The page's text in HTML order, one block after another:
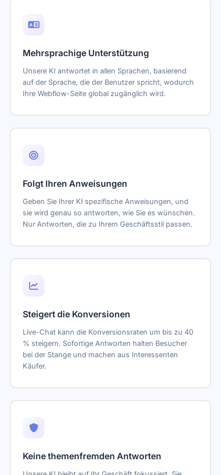
Mehrsprachige Unterstützung
Unsere KI antwortet in allen Sprachen, basierend
auf der Sprache, die der Benutzer spricht, wodurch
Ihre Webflow-Seite global zugänglich wird.
Folgt Ihren Anweisungen
Geben Sie Ihrer KI spezifische Anweisungen, und
sie wird genau so antworten, wie Sie es wünschen.
Nur Antworten, die zu Ihrem Geschäftsstil passen.
Steigert die Konversionen
Live-Chat kann die Konversionsraten um bis zu 40
% steigern. Sofortige Antworten halten Besucher
bei der Stange und machen aus Interessenten
Käufer.
Keine themenfremden Antworten